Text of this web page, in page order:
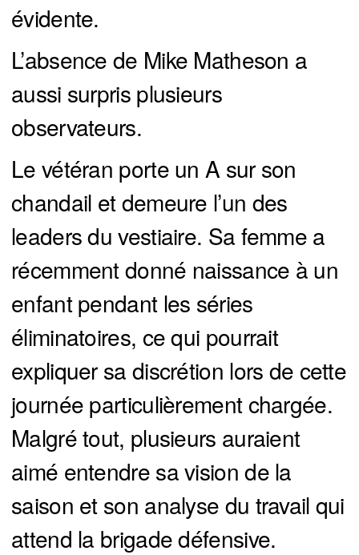
évidente.
L’absence de Mike Matheson a
aussi surpris plusieurs
observateurs.
Le vétéran porte un A sur son
chandail et demeure l’un des
leaders du vestiaire. Sa femme a
récemment donné naissance à un
enfant pendant les séries
éliminatoires, ce qui pourrait
expliquer sa discrétion lors de cette
journée particulièrement chargée.
Malgré tout, plusieurs auraient
aimé entendre sa vision de la
saison et son analyse du travail qui
attend la brigade défensive.